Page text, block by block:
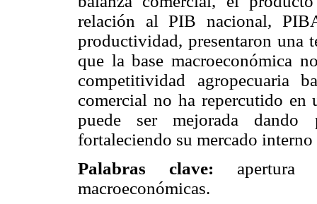
relación al PIB nacional,
productividad, presentaron
que la base macroeconómica
competitividad agropecuaria
comercial no ha repercutido
puede ser mejorada dando
fortaleciendo su mercado
Palabras clave: apertura
macroeconómicas.